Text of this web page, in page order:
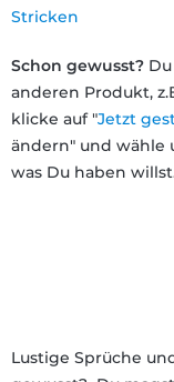
30 Tage
Stricken
Schon gewusst?
anderen Produkt,
klicke auf "Jetzt
ändern" und wähle
was Du haben
Lustige Sprüche